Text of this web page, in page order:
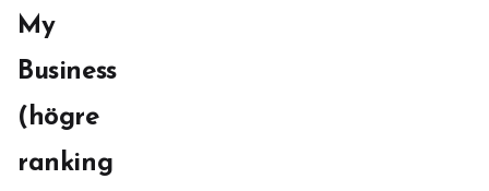
My
Business
(högre
ranking